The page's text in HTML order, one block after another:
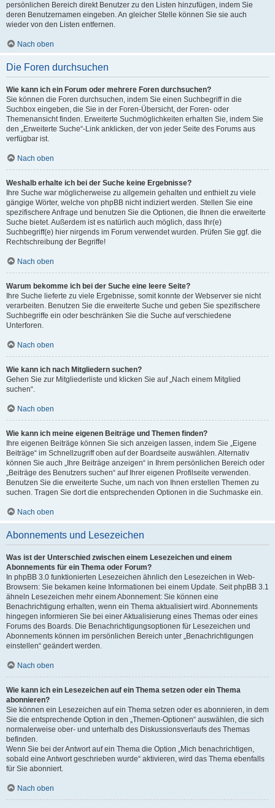
persönlichen Bereich direkt Benutzer zu den Listen hinzufügen, indem Sie
deren Benutzernamen eingeben. An gleicher Stelle können Sie sie auch
wieder von den Listen entfernen.
Nach oben
Die Foren durchsuchen
Wie kann ich ein Forum oder mehrere Foren durchsuchen?
Sie können die Foren durchsuchen, indem Sie einen Suchbegriff in die
Suchbox eingeben, die Sie in der Foren-Übersicht, der Foren- oder
Themenansicht finden. Erweiterte Suchmöglichkeiten erhalten Sie, indem Sie
den „Erweiterte Suche“-Link anklicken, der von jeder Seite des Forums aus
verfügbar ist.
Nach oben
Weshalb erhalte ich bei der Suche keine Ergebnisse?
Ihre Suche war möglicherweise zu allgemein gehalten und enthielt zu viele
gängige Wörter, welche von phpBB nicht indiziert werden. Stellen Sie eine
spezifischere Anfrage und benutzen Sie die Optionen, die Ihnen die erweiterte
Suche bietet. Außerdem ist es natürlich auch möglich, dass Ihr(e)
Suchbegriff(e) hier nirgends im Forum verwendet wurden. Prüfen Sie ggf. die
Rechtschreibung der Begriffe!
Nach oben
Warum bekomme ich bei der Suche eine leere Seite?
Ihre Suche lieferte zu viele Ergebnisse, somit konnte der Webserver sie nicht
verarbeiten. Benutzen Sie die erweiterte Suche und geben Sie spezifischere
Suchbegriffe ein oder beschränken Sie die Suche auf verschiedene
Unterforen.
Nach oben
Wie kann ich nach Mitgliedern suchen?
Gehen Sie zur Mitgliederliste und klicken Sie auf „Nach einem Mitglied
suchen“.
Nach oben
Wie kann ich meine eigenen Beiträge und Themen finden?
Ihre eigenen Beiträge können Sie sich anzeigen lassen, indem Sie „Eigene
Beiträge“ im Schnellzugriff oben auf der Boardseite auswählen. Alternativ
können Sie auch „Ihre Beiträge anzeigen“ in Ihrem persönlichen Bereich oder
„Beiträge des Benutzers suchen“ auf Ihrer eigenen Profilseite verwenden.
Benutzen Sie die erweiterte Suche, um nach von Ihnen erstellen Themen zu
suchen. Tragen Sie dort die entsprechenden Optionen in die Suchmaske ein.
Nach oben
Abonnements und Lesezeichen
Was ist der Unterschied zwischen einem Lesezeichen und einem
Abonnements für ein Thema oder Forum?
In phpBB 3.0 funktionierten Lesezeichen ähnlich den Lesezeichen in Web-
Browsern: Sie bekamen keine Informationen bei einem Update. Seit phpBB 3.1
ähneln Lesezeichen mehr einem Abonnement: Sie können eine
Benachrichtigung erhalten, wenn ein Thema aktualisiert wird. Abonnements
hingegen informieren Sie bei einer Aktualisierung eines Themas oder eines
Forums des Boards. Die Benachrichtigungsoptionen für Lesezeichen und
Abonnements können im persönlichen Bereich unter „Benachrichtigungen
einstellen“ geändert werden.
Nach oben
Wie kann ich ein Lesezeichen auf ein Thema setzen oder ein Thema
abonnieren?
Sie können ein Lesezeichen auf ein Thema setzen oder es abonnieren, in dem
Sie die entsprechende Option in den „Themen-Optionen“ auswählen, die sich
normalerweise ober- und unterhalb des Diskussionsverlaufs des Themas
befinden.
Wenn Sie bei der Antwort auf ein Thema die Option „Mich benachrichtigen,
sobald eine Antwort geschrieben wurde“ aktivieren, wird das Thema ebenfalls
für Sie abonniert.
Nach oben